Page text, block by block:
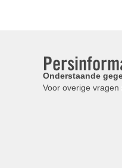
Onderstaande
Voor overige